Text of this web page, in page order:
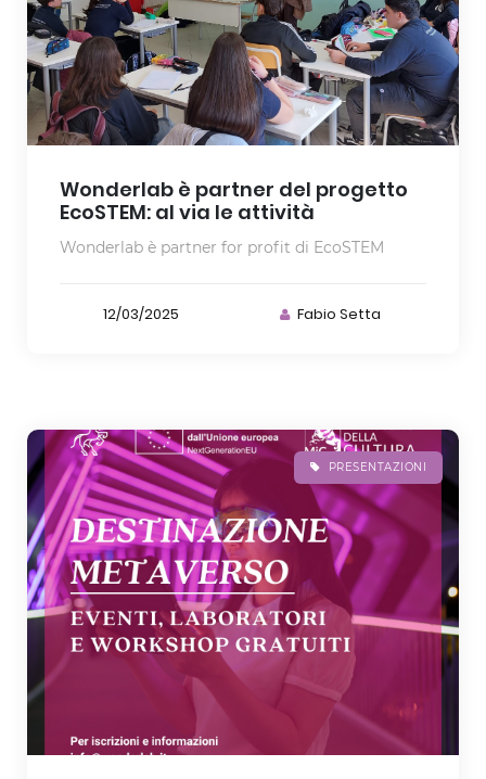
Wonderlab è partner del progetto
EcoSTEM: al via le attività
Wonderlab è partner for profit di EcoSTEM
12/03/2025 Fabio Setta
PRESENTAZIONI